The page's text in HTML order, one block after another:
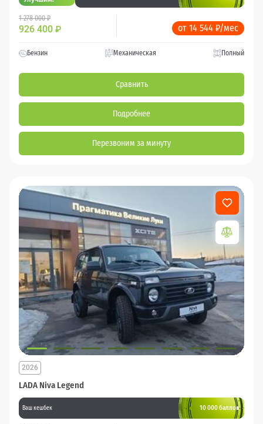
1 278 000 ₽
926 400 ₽ от 14 544 ₽/мес
Бензин Механическая Полный
Сравнить
Подробнее
Перезвоним за минуту
LADA Niva Legend
2026
Ваш кешбек 10 000 баллов